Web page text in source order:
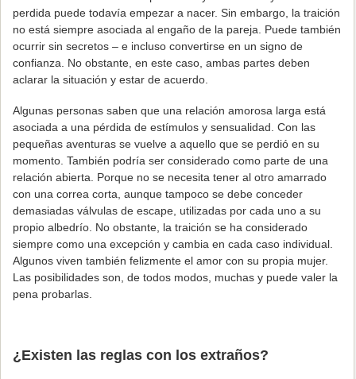
perdida puede todavía empezar a nacer. Sin embargo, la traición
no está siempre asociada al engaño de la pareja. Puede también
ocurrir sin secretos – e incluso convertirse en un signo de
confianza. No obstante, en este caso, ambas partes deben
aclarar la situación y estar de acuerdo.
Algunas personas saben que una relación amorosa larga está
asociada a una pérdida de estímulos y sensualidad. Con las
pequeñas aventuras se vuelve a aquello que se perdió en su
momento. También podría ser considerado como parte de una
relación abierta. Porque no se necesita tener al otro amarrado
con una correa corta, aunque tampoco se debe conceder
demasiadas válvulas de escape, utilizadas por cada uno a su
propio albedrío. No obstante, la traición se ha considerado
siempre como una excepción y cambia en cada caso individual.
Algunos viven también felizmente el amor con su propia mujer.
Las posibilidades son, de todos modos, muchas y puede valer la
pena probarlas.
¿Existen las reglas con los extraños?